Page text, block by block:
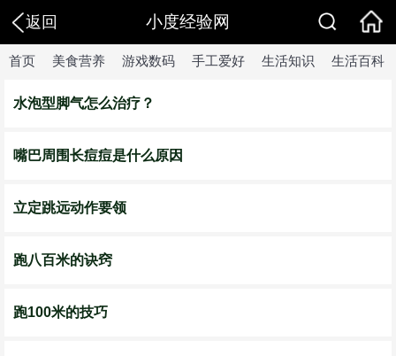
返回 小度经验网
首页 美食营养 游戏数码 手工爱好 生活知识 生活百科
水泡型脚气怎么治疗？
嘴巴周围长痘痘是什么原因
立定跳远动作要领
跑八百米的诀窍
跑100米的技巧